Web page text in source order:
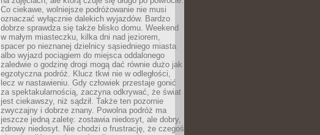
Co ciekawe, wolniejsze podróżowanie nie musi
oznaczać wyłącznie dalekich wyjazdów. Bardzo
dobrze sprawdza się także blisko domu. Weekend
w małym miasteczku, kilka dni nad jeziorem,
spacer po nieznanej dzielnicy sąsiedniego miasta
albo wyjazd pociągiem do miejsca oddalonego
zaledwie o godzinę drogi mogą dać równie dużo jak
egzotyczna podróż. Klucz tkwi nie w odległości,
lecz w nastawieniu. Gdy człowiek przestaje gonić
za spektakularnością, zaczyna odkrywać, że świat
jest ciekawszy, niż sądził. Także ten pozornie
zwyczajny i dobrze znany. Powolna podróż ma
jeszcze jedną zaletę: zostawia niedosyt, ale dobry,
zdrowy niedosyt. Nie chodzi o frustrację, że czegoś